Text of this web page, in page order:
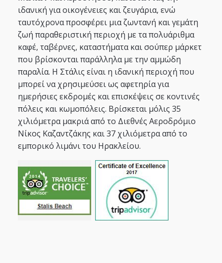
ιδανική για οικογένειες και ζευγάρια, ενώ
ταυτόχρονα προσφέρει μια ζωντανή και γεμάτη
ζωή παραθεριστική περιοχή με τα πολυάριθμα
καφέ, ταβέρνες, καταστήματα και σούπερ μάρκετ
που βρίσκονται παράλληλα με την αμμώδη
παραλία. Η Στάλις είναι η ιδανική περιοχή που
μπορεί να χρησιμεύσει ως αφετηρία για
ημερήσιες εκδρομές και επισκέψεις σε κοντινές
πόλεις και κωμοπόλεις. Βρίσκεται μόλις 35
χιλιόμετρα μακριά από το Διεθνές Αεροδρόμιο
Νίκος Καζαντζάκης και 37 χιλιόμετρα από το
εμπορικό λιμάνι του Ηρακλείου.